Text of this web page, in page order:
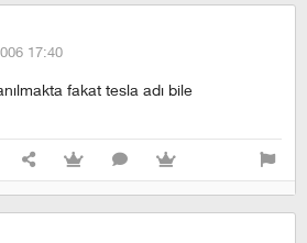
17:40
fakat tesla adı bile